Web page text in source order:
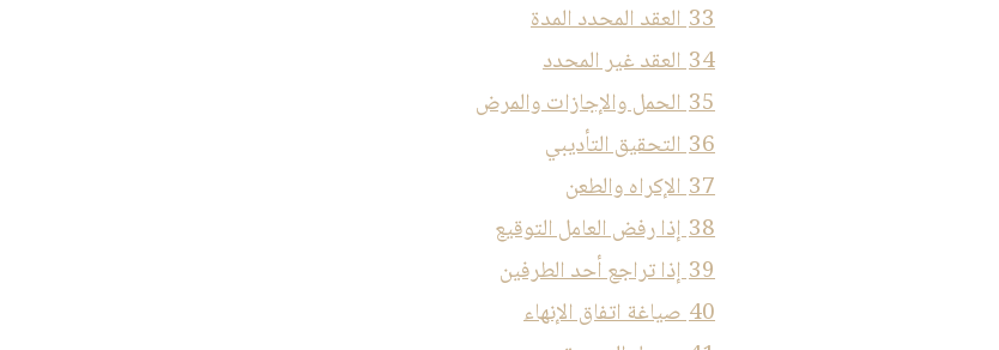
33العقد المحدد المدة
34العقد غير المحدد
35الحمل والإجازات والمرض
36التحقيق التأديبي
37الإكراه والطعن
38 إذا رفض العامل التوقيع
39 إذا تراجع أحد الطرفين
40صياغة اتفاق الإنهاء